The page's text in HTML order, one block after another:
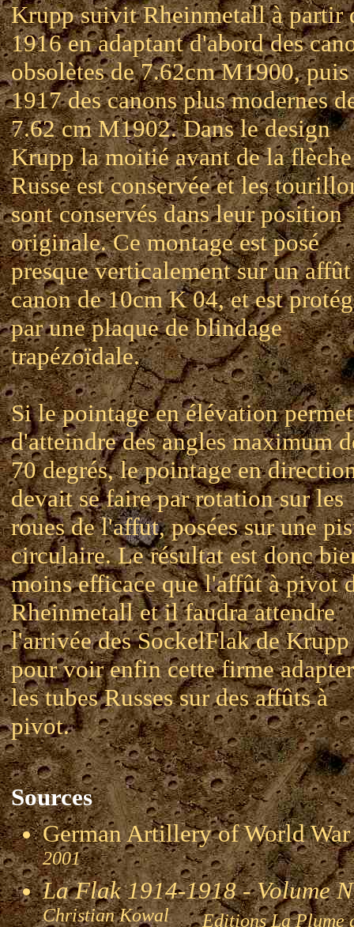
Krupp suivit Rheinmetall à partir
1916 en adaptant d'abord des
obsolètes de 7.62cm M1900, puis
1917 des canons plus modernes
7.62 cm M1902. Dans le design
Krupp la moitié avant de la flèche
Russe est conservée et les
sont conservés dans leur position
originale. Ce montage est posé
presque verticalement sur un
canon de 10cm K 04, et est
par une plaque de blindage
trapézoïdale.
Si le pointage en élévation
d'atteindre des angles maximum
70 degrés, le pointage en
devait se faire par rotation sur les
roues de l'affut, posées sur une
circulaire. Le résultat est donc
moins efficace que l'affût à pivot
Rheinmetall et il faudra attendre
l'arrivée des SockelFlak de Krupp
pour voir enfin cette firme adapter
les tubes Russes sur des affûts à
pivot.
Sources
German Artillery of World
2001
La Flak 1914-1918 - Volume
Christian KowalEditions La Plume